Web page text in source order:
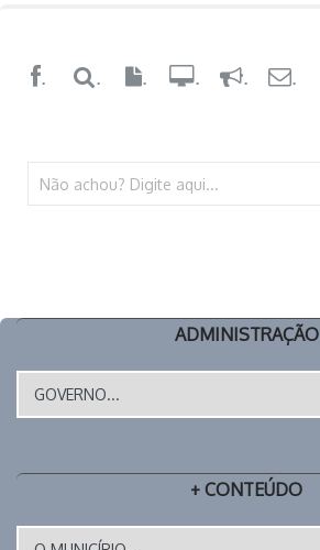
. . .
ADMINISTRAÇÃO
+ CONTEÚDO